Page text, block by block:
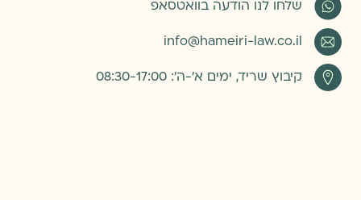
שלחו לנו הודעה בוואטסאפ
info@hameiri-law.co.il
קיבוץ שריד, ימים א׳-ה׳: 08:30-17:00